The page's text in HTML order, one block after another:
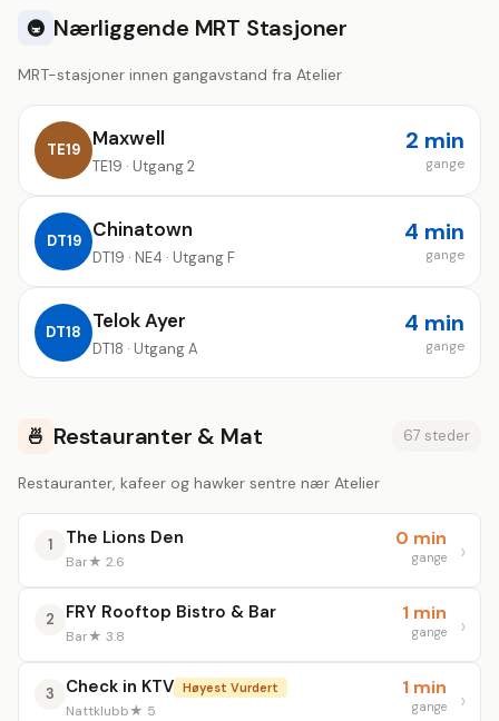
🚇 Nærliggende MRT Stasjoner
MRT-stasjoner innen gangavstand fra Atelier
TE19 Maxwell
TE19 · Utgang 2
2 min
gange
DT19 Chinatown
DT19 · NE4 · Utgang F
4 min
gange
DT18 Telok Ayer
DT18 · Utgang A
4 min
gange
🍜 Restauranter & Mat 67 steder
Restauranter, kafeer og hawker sentre nær Atelier
1 The Lions Den
Bar★ 2.6
0 min
gange
2 FRY Rooftop Bistro & Bar
Bar★ 3.8
1 min
gange
3 Check in KTV Høyest Vurdert
Nattklubb★ 5
1 min
gange